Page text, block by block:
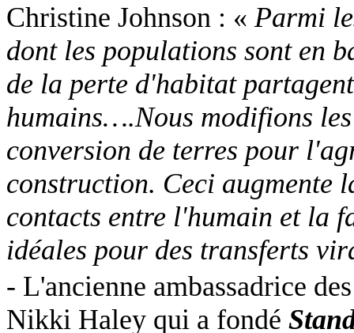
Christine Johnson : « Parmi
dont les populations sont en
de la perte d'habitat
humains….Nous modifions
conversion de terres pour
construction. Ceci augmente
contacts entre l'humain et la
idéales pour des transferts
- L'ancienne ambassadrice
Nikki Haley qui a fondé